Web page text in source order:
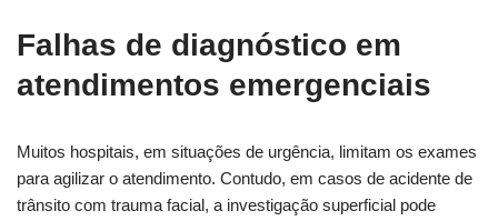
Falhas de diagnóstico em
atendimentos emergenciais
Muitos hospitais, em situações de urgência, limitam os exames
para agilizar o atendimento. Contudo, em casos de acidente de
trânsito com trauma facial, a investigação superficial pode